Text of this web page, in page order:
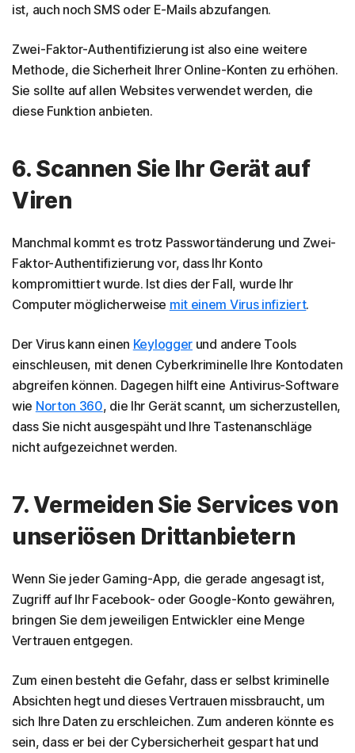
ist, auch noch SMS oder E-Mails abzufangen.
Zwei-Faktor-Authentifizierung ist also eine weitere
Methode, die Sicherheit Ihrer Online-Konten zu erhöhen.
Sie sollte auf allen Websites verwendet werden, die
diese Funktion anbieten.
6. Scannen Sie Ihr Gerät auf
Viren
Manchmal kommt es trotz Passwortänderung und Zwei-
Faktor-Authentifizierung vor, dass Ihr Konto
kompromittiert wurde. Ist dies der Fall, wurde Ihr
Computer möglicherweise mit einem Virus infiziert.
Der Virus kann einen Keylogger und andere Tools
einschleusen, mit denen Cyberkriminelle Ihre Kontodaten
abgreifen können. Dagegen hilft eine Antivirus-Software
wie Norton 360, die Ihr Gerät scannt, um sicherzustellen,
dass Sie nicht ausgespäht und Ihre Tastenanschläge
nicht aufgezeichnet werden.
7. Vermeiden Sie Services von
unseriösen Drittanbietern
Wenn Sie jeder Gaming-App, die gerade angesagt ist,
Zugriff auf Ihr Facebook- oder Google-Konto gewähren,
bringen Sie dem jeweiligen Entwickler eine Menge
Vertrauen entgegen.
Zum einen besteht die Gefahr, dass er selbst kriminelle
Absichten hegt und dieses Vertrauen missbraucht, um
sich Ihre Daten zu erschleichen. Zum anderen könnte es
sein, dass er bei der Cybersicherheit gespart hat und